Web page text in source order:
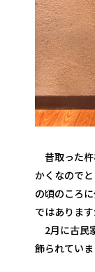
昔取った杵
かくなので
の頃のころ
ではありま
2月に古民
飾られてい